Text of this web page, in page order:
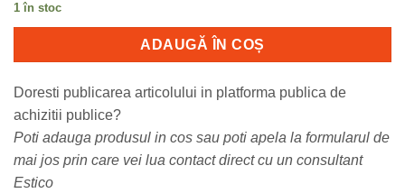
1 în stoc
ADAUGĂ ÎN COȘ
Doresti publicarea articolului in platforma publica de
achizitii publice?
Poti adauga produsul in cos sau poti apela la formularul de
mai jos prin care vei lua contact direct cu un consultant
Estico